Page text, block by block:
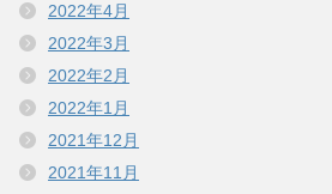
2022年4月
2022年3月
2022年2月
2022年1月
2021年12月
2021年11月